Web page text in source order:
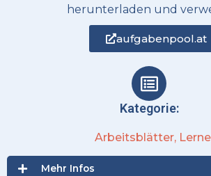
herunterladen und
aufgabenpool.at
Kategorie:
Arbeitsblätter,
Mehr Infos